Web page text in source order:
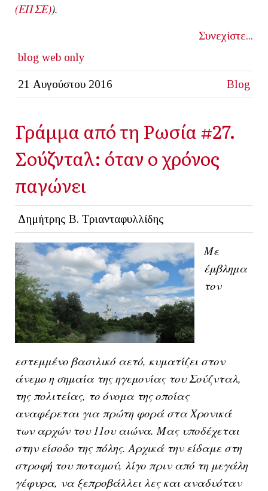
(ΕΠΣΕ)).
Συνεχίστε...
blog web only
21 Αυγούστου 2016 Blog
Γράμμα από τη Ρωσία #27.
Σούζνταλ: όταν ο χρόνος
παγώνει
Δημήτρης Β. Τριανταφυλλίδης
Με
έμβλημα
τον
εστεμμένο βασιλικό αετό, κυματίζει στον
άνεμο η σημαία της ηγεμονίας του Σούζνταλ,
της πολιτείας, το όνομα της οποίας
αναφέρεται για πρώτη φορά στα Χρονικά
των αρχών του 11ου αιώνα. Μας υποδέχεται
στην είσοδο της πόλης. Αρχικά την είδαμε στη
στροφή του ποταμού, λίγο πριν από τη μεγάλη
γέφυρα, να ξεπροβάλλει λες και αναδυόταν